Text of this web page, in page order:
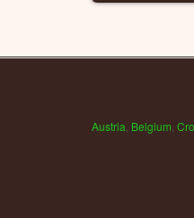
Austria Belgium